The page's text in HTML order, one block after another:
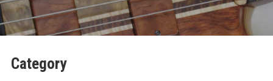
Category